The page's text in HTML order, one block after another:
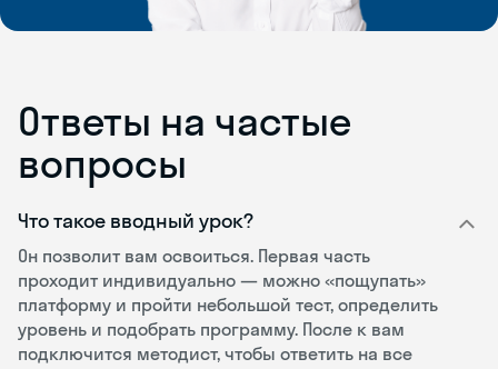
Ответы на частые
вопросы
Что такое вводный урок?
Он позволит вам освоиться. Первая часть
проходит индивидуально — можно «пощупать»
платформу и пройти небольшой тест, определить
уровень и подобрать программу. После к вам
подключится методист, чтобы ответить на все